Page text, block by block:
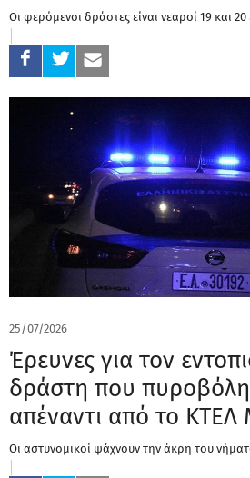
Οι φερόμενοι δράστες είναι νεαροί 19 και 20
25/07/2026
Έρευνες για τον
δράστη που
απέναντι από το ΚΤΕΛ
Οι αστυνομικοί ψάχνουν την άκρη του